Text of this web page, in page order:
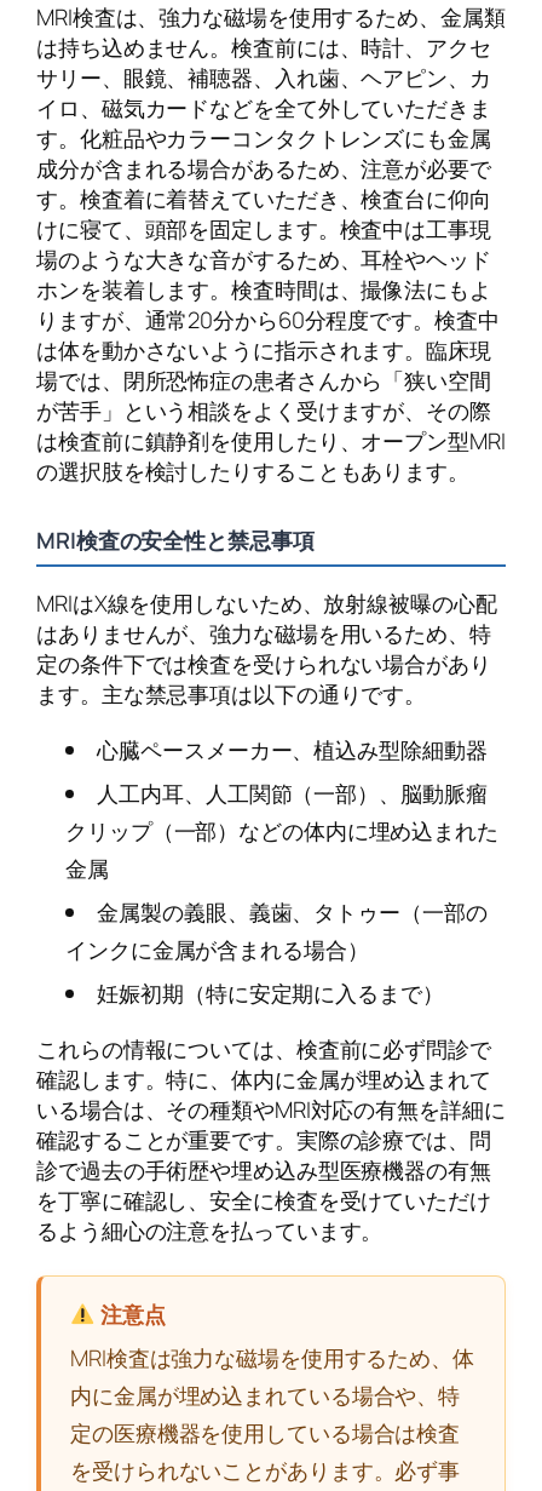
MRI検査は、強力な磁場を使用するため、金属類
は持ち込めません。検査前には、時計、アクセ
サリー、眼鏡、補聴器、入れ歯、ヘアピン、カ
イロ、磁気カードなどを全て外していただきま
す。化粧品やカラーコンタクトレンズにも金属
成分が含まれる場合があるため、注意が必要で
す。検査着に着替えていただき、検査台に仰向
けに寝て、頭部を固定します。検査中は工事現
場のような大きな音がするため、耳栓やヘッド
ホンを装着します。検査時間は、撮像法にもよ
りますが、通常20分から60分程度です。検査中
は体を動かさないように指示されます。臨床現
場では、閉所恐怖症の患者さんから「狭い空間
が苦手」という相談をよく受けますが、その際
は検査前に鎮静剤を使用したり、オープン型MRI
の選択肢を検討したりすることもあります。
MRI検査の安全性と禁忌事項
MRIはX線を使用しないため、放射線被曝の心配
はありませんが、強力な磁場を用いるため、特
定の条件下では検査を受けられない場合があり
ます。主な禁忌事項は以下の通りです。
心臓ペースメーカー、植込み型除細動器
人工内耳、人工関節（一部）、脳動脈瘤
クリップ（一部）などの体内に埋め込まれた
金属
金属製の義眼、義歯、タトゥー（一部の
インクに金属が含まれる場合）
妊娠初期（特に安定期に入るまで）
これらの情報については、検査前に必ず問診で
確認します。特に、体内に金属が埋め込まれて
いる場合は、その種類やMRI対応の有無を詳細に
確認することが重要です。実際の診療では、問
診で過去の手術歴や埋め込み型医療機器の有無
を丁寧に確認し、安全に検査を受けていただけ
るよう細心の注意を払っています。
注意点
MRI検査は強力な磁場を使用するため、体
内に金属が埋め込まれている場合や、特
定の医療機器を使用している場合は検査
を受けられないことがあります。必ず事